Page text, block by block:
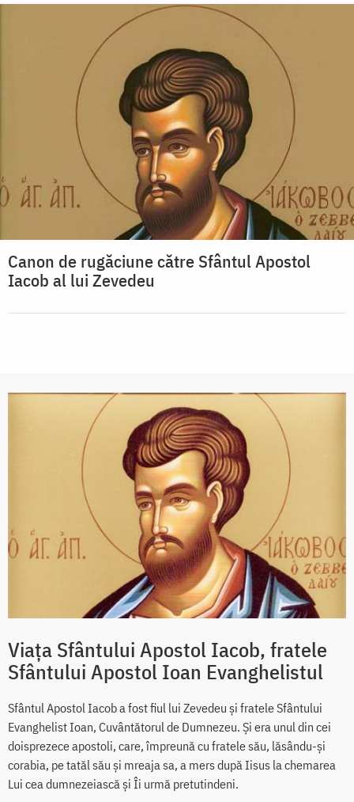
Canon de rugăciune către Sfântul Apostol
Iacob al lui Zevedeu
Viața Sfântului Apostol Iacob, fratele
Sfântului Apostol Ioan Evanghelistul
Sfântul Apostol Iacob a fost fiul lui Zevedeu și fratele Sfântului
Evanghelist Ioan, Cuvântătorul de Dumnezeu. Și era unul din cei
doisprezece apostoli, care, împreună cu fratele său, lăsându-și
corabia, pe tatăl său și mreaja sa, a mers după Iisus la chemarea
Lui cea dumnezeiască și Îi urmă pretutindeni.